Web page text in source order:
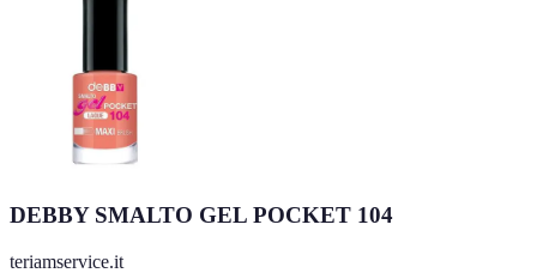
DEBBY SMALTO GEL POCKET 104
teriamservice.it